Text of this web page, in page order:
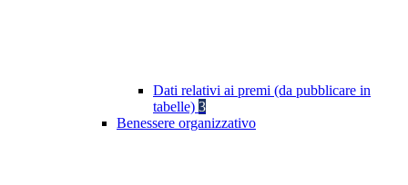
Dati relativi ai premi (da pubblicare in
tabelle) 3
Benessere organizzativo